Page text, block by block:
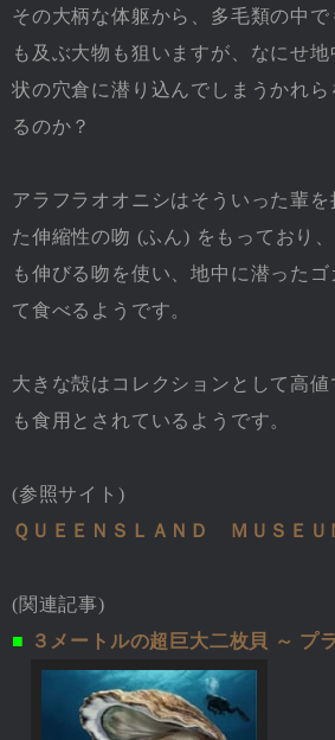
その大柄な体躯から、多毛類の中
も及ぶ大物も狙いますが、なにせ
状の穴倉に潜り込んでしまうかれ
るのか？
アラフラオオニシはそういった輩
た伸縮性の吻 (ふん) をもっており
も伸びる吻を使い、地中に潜った
て食べるようです。
大きな殻はコレクションとして高
も食用とされているようです。
(参照サイト)
ＱＵＥＥＮＳＬＡＮＤ ＭＵＳＥＵ
(関連記事)
■
３メートルの超巨大二枚貝 ～ プ